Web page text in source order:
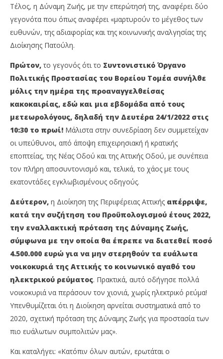
Τέλος, η Δύναμη Ζωής, με την επερώτησή της, αναφέρει δύο
γεγονότα που όπως αναφέρει «μαρτυρούν το μέγεθος των
ευθυνών, της αδιαφορίας και της κοινωνικής αναλγησίας της
Διοίκησης Πατούλη.
Πρώτον, το γεγονός ότι το Συντονιστικό Όργανο
Πολιτικής Προστασίας του Βορείου Τομέα συνήλθε
μόλις την ημέρα της προαναγγελθείσας
κακοκαιρίας, εδώ και μια εβδομάδα από τους
μετεωρολόγους, δηλαδή την Δευτέρα 24/1/2022 στις
10:30 το πρωί! Μάλιστα στην συνεδρίαση δεν συμμετείχαν
οι υπεύθυνοι, από άποψη επιχειρησιακή ή κρατικής
εποπτείας, της Νέας Οδού και της Αττικής Οδού, με συνέπεια
τον πλήρη αποσυντονισμό και, τελικά, το χάος με τους
εκατοντάδες εγκλωβισμένους οδηγούς.
Δεύτερον, η Διοίκηση της Περιφέρειας Αττικής απέρριψε,
κατά την συζήτηση του Προϋπολογισμού έτους 2022,
την εναλλακτική πρόταση της Δύναμης Ζωής,
σύμφωνα με την οποία θα έπρεπε να διατεθεί ποσό
4.500.000 ευρώ για να μην στερηθούν τα ευάλωτα
νοικοκυριά της Αττικής το κοινωνικό αγαθό του
ηλεκτρικού ρεύματος. Πρακτικά, αυτό οδήγησε πολλά
νοικοκυριά να περάσουν τον χιονιά, χωρίς ηλεκτρικό ρεύμα!
Υπενθυμίζεται ότι η Διοίκηση αρνείται συστηματικά από το
2020, σχετική πρόταση της Δύναμης Ζωής για προστασία των
πιο ευάλωτων συμπολιτών μας».
Και καταλήγει: «Κατόπιν όλων αυτών, ερωτάται ο